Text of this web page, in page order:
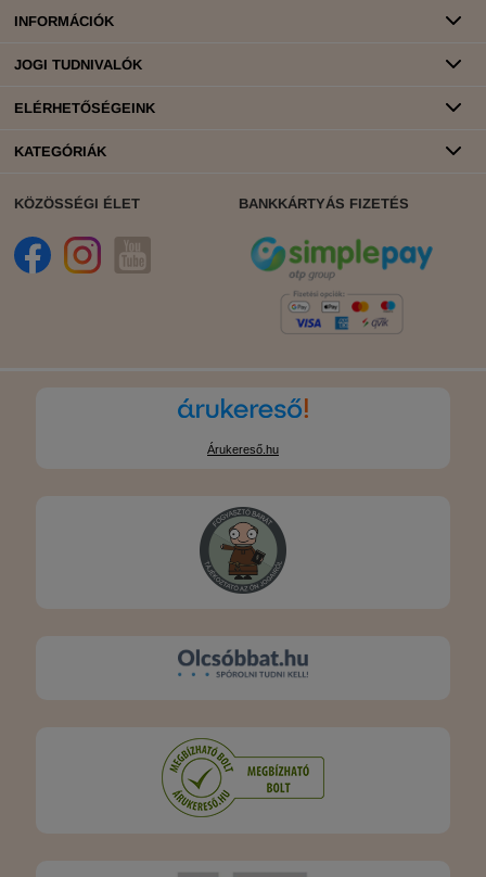
INFORMÁCIÓK
JOGI TUDNIVALÓK
ELÉRHETŐSÉGEINK
KATEGÓRIÁK
KÖZÖSSÉGI ÉLET BANKKÁRTYÁS FIZETÉS
Árukereső.hu